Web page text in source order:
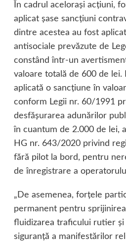
În cadrul aceloraşi acţiuni,
aplicat şase sancţiuni
dintre acestea au fost
antisociale prevăzute de
constând într-un
valoare totală de 600 de lei.
aplicată o sancţiune în
conform Legii nr. 60/1991
desfăşurarea adunărilor
în cuantum de 2.000 de lei,
HG nr. 643/2020 privind
fără pilot la bord, pentru
de înregistrare a
„De asemenea, forţele
permanent pentru
fluidizarea traficului rutier şi
siguranţă a manifestărilor